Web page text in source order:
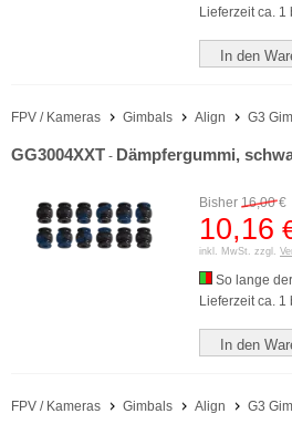
Lieferzeit ca. 1
In den
FPV / Kameras Gimbals Align G3
GG3004XXT - Dämpfergummi,
Bisher 16,00€
10,16
inkl. MwSt. zzgl.
So lange
Lieferzeit ca. 1
In den
FPV / Kameras Gimbals Align G3